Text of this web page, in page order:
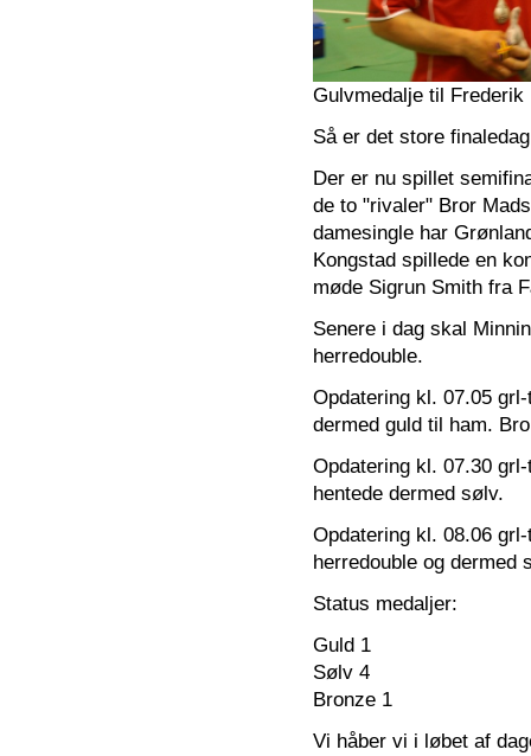
Gulvmedalje til Frederik
Så er det store
Der er nu spillet
de to "rivaler" Bror
damesingle har
Kongstad spillede en
møde Sigrun Smith fra
Senere i dag skal
herredouble.
Opdatering kl. 07.05
dermed guld til ham.
Opdatering kl. 07.30
hentede dermed sølv.
Opdatering kl. 08.06
herredouble og dermed
Status medaljer:
Guld 1
Sølv 4
Bronze 1
Vi håber vi i løbet af